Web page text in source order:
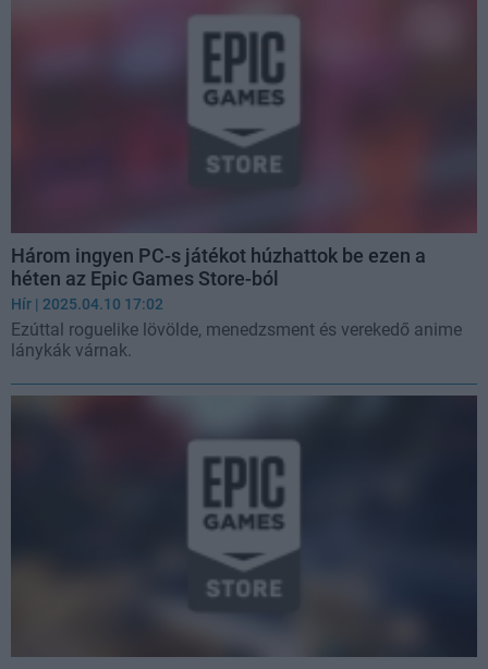
Három ingyen PC-s játékot húzhattok be ezen a
héten az Epic Games Store-ból
Hír | 2025.04.10 17:02
Ezúttal roguelike lövölde, menedzsment és verekedő anime
lánykák várnak.